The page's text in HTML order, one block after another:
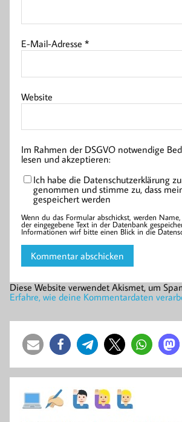
E-Mail-Adresse*
Website
Im Rahmen der DSGVO notwendige
lesen und akzeptieren:
Ich habe die Datenschutzerklärung
genommen und stimme zu, dass
gespeichert werden
Wenn du das Formular abschickst, werden
der eingegebene Text in der Datenbank
Informationen wirf bitte einen Blick in die
Diese Website verwendet Akismet, um
Erfahre, wie deine Kommentardaten